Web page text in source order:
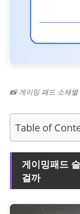
📸 게이밍 패드 소재
Table of
게이밍패드
걸까